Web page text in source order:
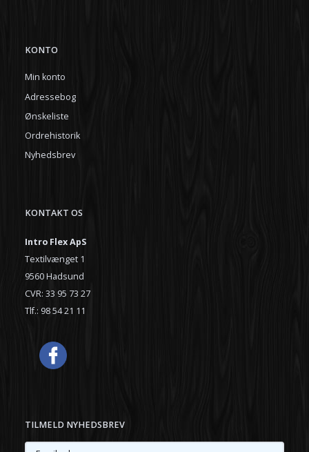
KONTO
Min konto
Adressebog
Ønskeliste
Ordrehistorik
Nyhedsbrev
KONTAKT OS
Intro Flex ApS
Textilvænget 1
9560 Hadsund
CVR: 33 95 73 27
Tlf.: 98 54 21 11
TILMELD NYHEDSBREV
Email-